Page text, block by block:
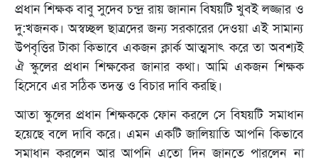
প্রধান শিক্ষক বাবু সুদেব চন্দ্র রায় জানান বিষয়টি খুবই লজ্জার ও
দু:খজনক। অস্বচ্ছল ছাত্রদের জন্য সরকারের দেওয়া এই সামান্য
উপবৃত্তির টাকা কিভাবে একজন ক্লার্ক আত্মসাৎ করে তা অবশ্যই
ঐ স্কুলের প্রধান শিক্ষকের জানার কথা। আমি একজন শিক্ষক
হিসেবে এর সঠিক তদন্ত ও বিচার দাবি করছি।
আতা স্কুলের প্রধান শিক্ষককে ফোন করলে সে বিষয়টি সমাধান
হয়েছে বলে দাবি করে। এমন একটি জালিয়াতি আপনি কিভাবে
সমাধান করলেন আর আপনি এতো দিন জানতে পারলেন না